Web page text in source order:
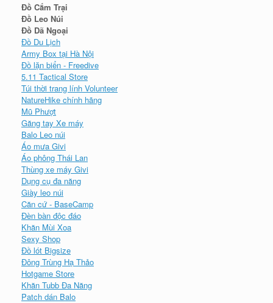
Đồ Cắm Trại
Đồ Leo Núi
Đồ Dã Ngoại
Đồ Du Lịch
Army Box tại Hà Nội
Đồ lặn biển - Freedive
5.11 Tactical Store
Túi thời trang lính Volunteer
NatureHike chính hãng
Mũ Phượt
Găng tay Xe máy
Balo Leo núi
Áo mưa Givi
Áo phông Thái Lan
Thùng xe máy Givi
Dụng cụ đa năng
Giày leo núi
Căn cứ - BaseCamp
Đèn bàn độc đáo
Khăn Mùi Xoa
Sexy Shop
Đồ lót Bigsize
Đông Trùng Hạ Thảo
Hotgame Store
Khăn Tubb Đa Năng
Patch dán Balo